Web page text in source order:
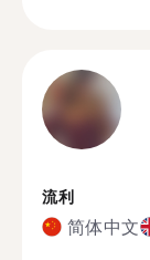
流利
简体中文